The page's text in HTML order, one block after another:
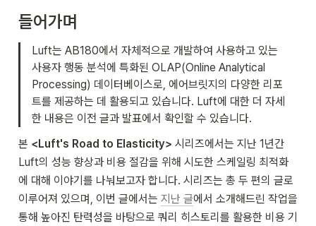
들어가며
Luft는 AB180에서 자체적으로 개발하여 사용하고 있는
사용자 행동 분석에 특화된 OLAP(Online Analytical
Processing) 데이터베이스로, 에어브릿지의 다양한 리포
트를 제공하는 데 활용되고 있습니다. Luft에 대한 더 자세
한 내용은 이전 글과 발표에서 확인할 수 있습니다.
본 <Luft's Road to Elasticity> 시리즈에서는 지난 1년간
Luft의 성능 향상과 비용 절감을 위해 시도한 스케일링 최적화
에 대해 이야기를 나눠보고자 합니다. 시리즈는 총 두 편의 글로
이루어져 있으며, 이번 글에서는 지난 글에서 소개해드린 작업을
통해 높아진 탄력성을 바탕으로 쿼리 히스토리를 활용한 비용 기